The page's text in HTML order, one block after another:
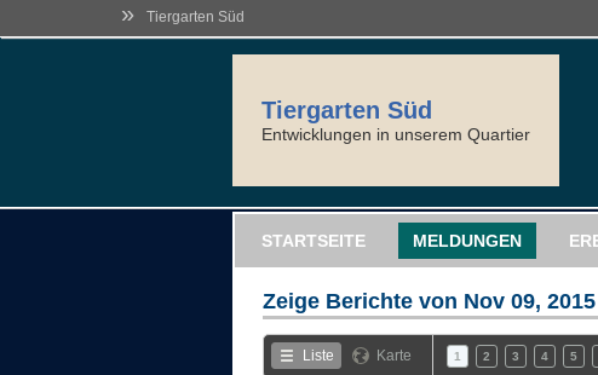
» Tiergarten Süd
Tiergarten Süd
Entwicklungen in unserem Quartier
STARTSEITE MELDUNGEN
Zeige Berichte von Nov 09,
Liste Karte 1 2 3 4 5